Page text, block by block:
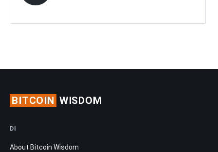
BITCOIN WISDOM
DI
About Bitcoin Wisdom